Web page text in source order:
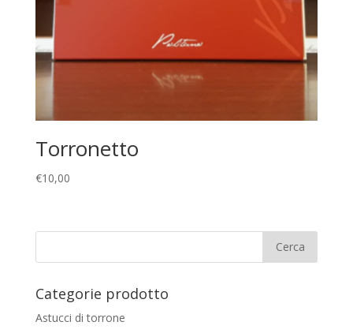
Torronetto
€10,00
Categorie prodotto
Astucci di torrone